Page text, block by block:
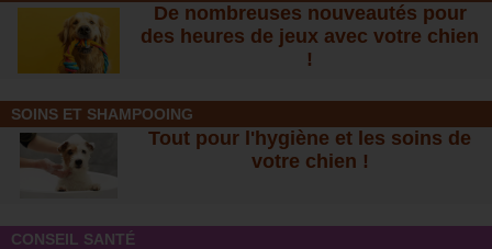
De nombreuses nouveautés pour
des heures de jeux avec votre chien
!
SOINS ET SHAMPOOING
Tout pour l'hygiène et les soins de
votre chien !
CONSEIL SANTÉ